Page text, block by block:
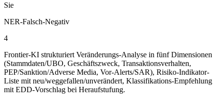
Sie
NER-Falsch-Negativ
4
Frontier-KI strukturiert Veränderungs-Analyse in fünf Dimensionen
(Stammdaten/UBO, Geschäftszweck, Transaktionsverhalten,
PEP/Sanktion/Adverse Media, Vor-Alerts/SAR), Risiko-Indikator-
Liste mit neu/weggefallen/unverändert, Klassifikations-Empfehlung
mit EDD-Vorschlag bei Heraufstufung.